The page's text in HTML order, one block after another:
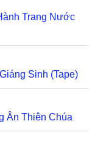
Trang Nước
Sinh (Tape)
Ân Thiên Chúa